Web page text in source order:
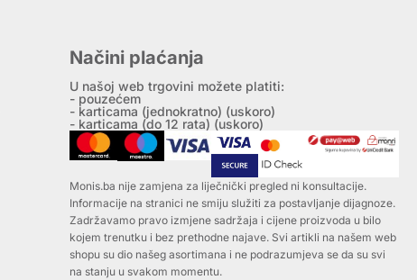
Načini plaćanja
U našoj web trgovini možete platiti:
- pouzećem
- karticama (jednokratno) (uskoro)
- karticama (do 12 rata) (uskoro)
Monis.ba nije zamjena za liječnički pregled ni konsultacije.
Informacije na stranici ne smiju služiti za postavljanje dijagnoze.
Zadržavamo pravo izmjene sadržaja i cijene proizvoda u bilo
kojem trenutku i bez prethodne najave. Svi artikli na našem web
shopu su dio našeg asortimana i ne podrazumjeva se da su svi
na stanju u svakom momentu.